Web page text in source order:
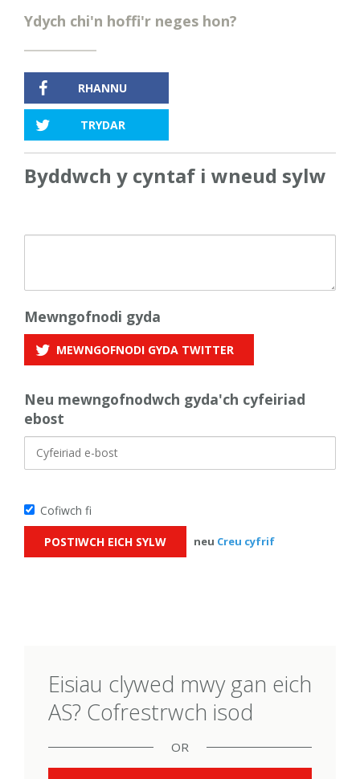
Ydych chi'n hoffi'r neges hon?
RHANNU
TRYDAR
Byddwch y cyntaf i wneud sylw
Mewngofnodi gyda
MEWNGOFNODI GYDA TWITTER
Neu mewngofnodwch gyda'ch cyfeiriad
ebost
Cofiwch fi
neu Creu cyfrif
Eisiau clywed mwy gan eich
AS? Cofrestrwch isod
OR